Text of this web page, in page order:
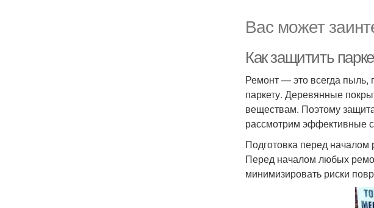
Вас может
Как защитить
Ремонт — это всегда пыль,
паркету. Деревянные
веществам. Поэтому
рассмотрим эффективные
Подготовка перед началом
Перед началом любых
минимизировать риски